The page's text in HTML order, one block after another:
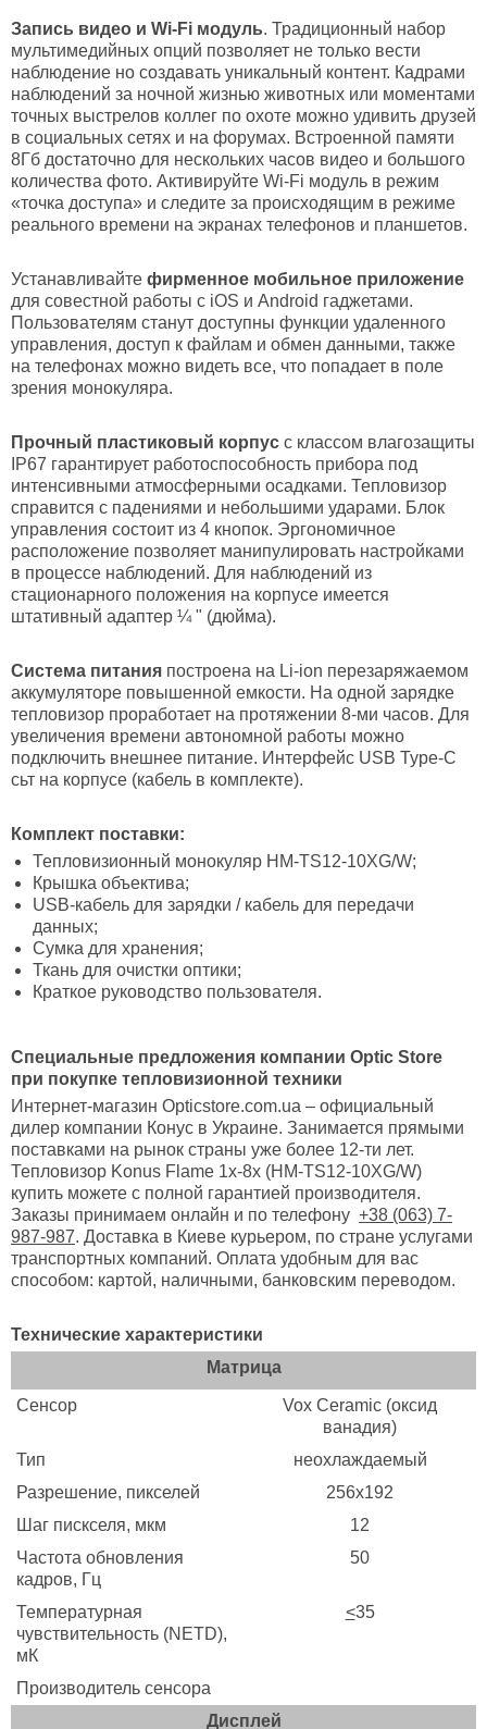
Запись видео и Wi-Fi модуль. Традиционный набор
мультимедийных опций позволяет не только вести
наблюдение но создавать уникальный контент. Кадрами
наблюдений за ночной жизнью животных или моментами
точных выстрелов коллег по охоте можно удивить друзей
в социальных сетях и на форумах. Встроенной памяти
8Гб достаточно для нескольких часов видео и большого
количества фото. Активируйте Wi-Fi модуль в режим
«точка доступа» и следите за происходящим в режиме
реального времени на экранах телефонов и планшетов.
Устанавливайте фирменное мобильное приложение
для совестной работы с iOS и Android гаджетами.
Пользователям станут доступны функции удаленного
управления, доступ к файлам и обмен данными, также
на телефонах можно видеть все, что попадает в поле
зрения монокуляра.
Прочный пластиковый корпус с классом влагозащиты
IP67 гарантирует работоспособность прибора под
интенсивными атмосферными осадками. Тепловизор
справится с падениями и небольшими ударами. Блок
управления состоит из 4 кнопок. Эргономичное
расположение позволяет манипулировать настройками
в процессе наблюдений. Для наблюдений из
стационарного положения на корпусе имеется
штативный адаптер ¼ " (дюйма).
Система питания построена на Li-ion перезаряжаемом
аккумуляторе повышенной емкости. На одной зарядке
тепловизор проработает на протяжении 8-ми часов. Для
увеличения времени автономной работы можно
подключить внешнее питание. Интерфейс USB Type-C
сьт на корпусе (кабель в комплекте).
Комплект поставки:
Тепловизионный монокуляр HM-TS12-10XG/W;
Крышка объектива;
USB-кабель для зарядки / кабель для передачи
данных;
Сумка для хранения;
Ткань для очистки оптики;
Краткое руководство пользователя.
Специальные предложения компании Optic Store
при покупке тепловизионной техники
Интернет-магазин Opticstore.com.ua – официальный
дилер компании Конус в Украине. Занимается прямыми
поставками на рынок страны уже более 12-ти лет.
Тепловизор Konus Flame 1x-8x (HM-TS12-10XG/W)
купить можете с полной гарантией производителя.
Заказы принимаем онлайн и по телефону +38 (063) 7-
987-987. Доставка в Киеве курьером, по стране услугами
транспортных компаний. Оплата удобным для вас
способом: картой, наличными, банковским переводом.
Технические характеристики
Матрица
Сенсор
Vox Ceramic (оксид
ванадия)
Тип
неохлаждаемый
Разрешение, пикселей
256х192
Шаг пискселя, мкм
12
Частота обновления
кадров, Гц
50
Температурная
чувствительность (NETD),
мК
<35
Производитель сенсора
Дисплей